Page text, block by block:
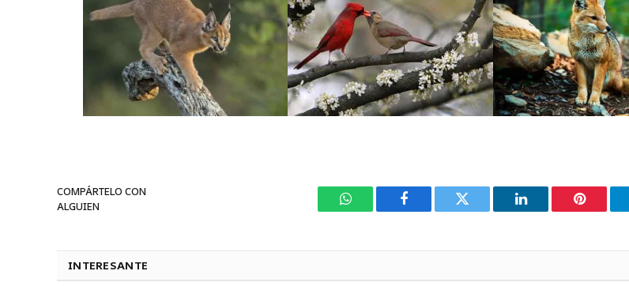
COMPÁRTELO CON
ALGUIEN
WhatsAppFacebook Twitter LinkedIn Pinterest
INTERESANTE